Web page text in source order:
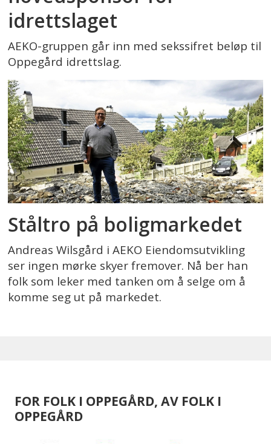
idrettslaget
AEKO-gruppen går inn med sekssifret beløp til
Oppegård idrettslag.
Ståltro på boligmarkedet
Andreas Wilsgård i AEKO Eiendomsutvikling
ser ingen mørke skyer fremover. Nå ber han
folk som leker med tanken om å selge om å
komme seg ut på markedet.
FOR FOLK I OPPEGÅRD, AV FOLK I
OPPEGÅRD